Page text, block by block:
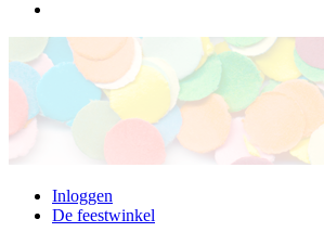
Inloggen
De feestwinkel